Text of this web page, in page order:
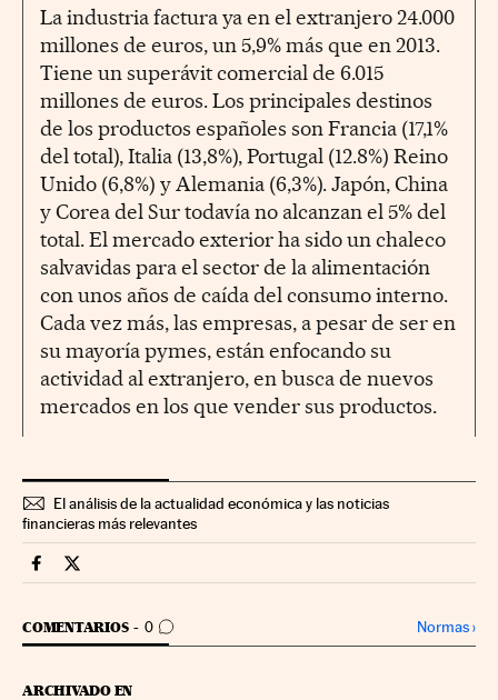
La industria factura ya en el extranjero 24.000
millones de euros, un 5,9% más que en 2013.
Tiene un superávit comercial de 6.015
millones de euros. Los principales destinos
de los productos españoles son Francia (17,1%
del total), Italia (13,8%), Portugal (12.8%) Reino
Unido (6,8%) y Alemania (6,3%). Japón, China
y Corea del Sur todavía no alcanzan el 5% del
total. El mercado exterior ha sido un chaleco
salvavidas para el sector de la alimentación
con unos años de caída del consumo interno.
Cada vez más, las empresas, a pesar de ser en
su mayoría pymes, están enfocando su
actividad al extranjero, en busca de nuevos
mercados en los que vender sus productos.
El análisis de la actualidad económica y las noticias
financieras más relevantes
Companias Cinco Días en Facebook
Companias Cinco Días en Twitter
COMENTARIOS 0
IR A LOS COMENTARIOS Normas›
ARCHIVADO EN